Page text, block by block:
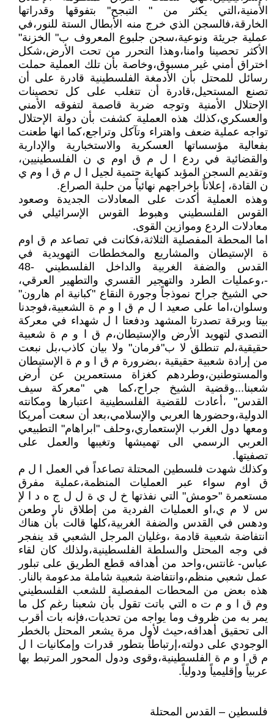
الأمنية،التي يكثر من " التبجح" بتفوقها وقدراتها
الخارقة،فالسجن الذي خرج منه الأبطال الستة للنور،في
عملية جريئة ونوعية،سجن جلبوع المعروف ب" الخزنة"
الأكثر تحصينا وامنا،وهذا التحرر من تحت الأرض،شكل
اختراق أمني غير مسبوق،وخاصة بأن تلك العملية حملت
رسائل للمحتل بأن الأدمغة الفلسطينية قادرة على أن
تصنع المستحيل،قادرة أن تتغلب على كل تحصينات
الإحتلال الأمنية وتوجه ضربة قاصمة لتفوقه الأمني
والعسكري،كذلك هذه العملية كشفت بأن دولة الإحتلال
تواجه عملية ضعف واهتراء وتآكل وتراجع،كما انها طعنت
بفعالية مؤسساتها العسكرية والاستخبارية والإدارية
والقضائية في ردع ا ل م ق اوم ي ن الفلسطينيين،
وتقديم السجن المؤبد كنهاية حتمية لجيل ا ل م ق ا وم ي
ن القادة، إعلاناً بإخراجهم نهائياً من حلبة الصراع.
وهذه العملية أكدت على المعادلات الجديدة وصعود
القوس الفلسطيني وهبوط القوس الإسرائيلي في
معادلات الردع وموازين القوى.
اما المحطة المفصلية الثلاثة،فكانت في تصاعد م ق اوم
ة الإستيطان والمشاريع والمخططات التهويدية في
القدس والضفة الغربية والداخل الفلسطيني -48
-،وعمليات الطرد والتهجير القسري والتطهير العرقي،
حي الشيخ جراح نموذجاً وجورة النقاع "كبانية ام هارون"
وسلوان،اما على صعيد ا ل م ق ا و م ة الشعبية،فوجدنا
بيتا وبرقة تصدرتا المشهد ودفعتا ا ل شهداء في معركة
التصدي لتهويد الأرض والإستيطان،م ق ا و م ة شعبية
حقيقية،لم تنطلق لا ب"فرمان" ولا بيان كاذب،بل نبعت
من إرادة شعبية حقيقية ،بضرورة م ق ا و م ة الإستيطان
والمستوطنين،وطردهم كغزاة مستعمرين عن أرض
شعبنا...وقضية الشيخ جراح،كما هي "معركة سيف
القدس" ،أعادت للقضية الفلسطينية اعتبارها ومكانته
الدولية،وحضورها العربي والإسلامي،بعد أن سعت أمريكا
ومعها دول الغرب الإستعماري،وحلف "ابراهام" التطبيعي
العربي الرسمي الى تهميشها وتغيبها والعمل على
تصفيتها.
وكذلك شهدت فلسطين المحتلة تصاعداً في العمل ا ل م
ق اوم سواء عبر العمليات المنظمة،عملية مفرق
مستعمرة "حومش" التي نفذتها خ ل ي ة ل ل ج ه د ا لإ
س لا م ي،او العمليات الفردية من إطلاق نار وطعن
ودهس في القدس والضفة الغربية،كلها قالت بأن هناك
انتفاضة شعبية قادمة ،وغليان المرجل الشعبي قد ينفجر
في وجه المحتل والسلطة الفلسطينية،ولذلك كان لقاء
عباس- غانتس،واحد من أهدافه قطع الطريق على تبلور
عمل شعبي منظم،وانتفاضة شعبية شاملة مدعومة بالنار.
هذه بعض من المحطات المفصلية للشعب الفلسطيني
وم ق ا و م ت ه التي باتت تقول بأن شعبنا رغم كل ما
يمر به من ظروف وما يواجه من تحديات،فإنه بات أقرب
الى تحقيق أهدافه،حيث لأول مرة يشعر المحتل بالخطر
الوجودي على دولته،إرتباطاً بتطور قدرات وإمكانيات ا ل
م ق ا و م ة الفلسطينية،وقوى ودول المحور المرتبط بها
عربياً وإقليمياً ودولياً.
فلسطين – القدس المحتلة